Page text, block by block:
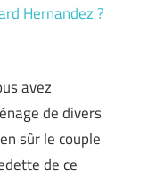
Hernandez ?
avez
de divers
sûr le couple
de ce